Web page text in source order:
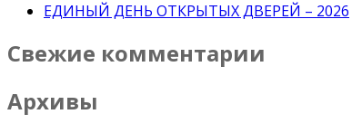
ЕДИНЫЙ ДЕНЬ ОТКРЫТЫХ ДВЕРЕЙ – 2026
Свежие комментарии
Архивы